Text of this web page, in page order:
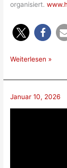
organisiert.
Weiterlesen »
Januar 10, 2026